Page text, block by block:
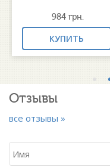
984 грн.
КУПИТЬ
Отзывы
все отзывы »